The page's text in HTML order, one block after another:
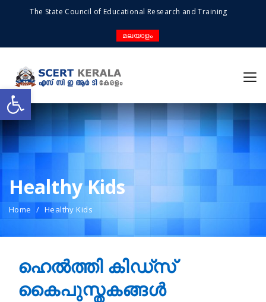
Open toolbar
The State Council of Educational Research and Training
മലയാളം
Healthy Kids
Home Healthy Kids
ഹെൽത്തി കിഡ്സ്
കൈപുസ്തകങ്ങൾ